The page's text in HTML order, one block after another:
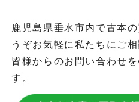
鹿児島県垂水市内で古本
うぞお気軽に私たちにご相
皆様からのお問い合わせ
す。